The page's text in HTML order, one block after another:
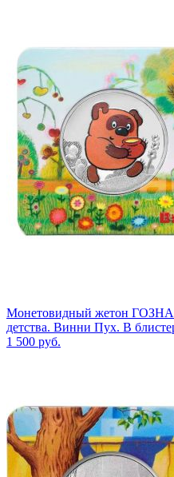
Монетовидный жетон
детства. Винни Пух. В
1 500 руб.